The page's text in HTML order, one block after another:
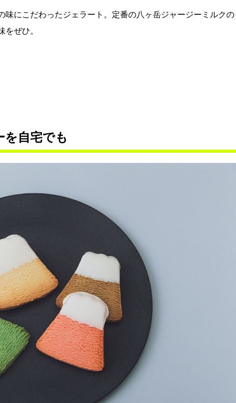
味にこだわったジェラート。定番の八ヶ岳ジャージーミルクの
ぜひ。
を自宅でも